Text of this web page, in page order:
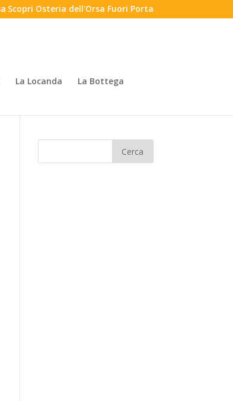
Scopri Osteria dell'Orsa Fuori Porta
La Locanda
La Bottega